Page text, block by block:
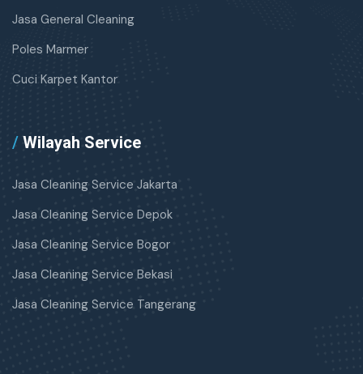
Jasa General Cleaning
Poles Marmer
Cuci Karpet Kantor
/ Wilayah Service
Jasa Cleaning Service Jakarta
Jasa Cleaning Service Depok
Jasa Cleaning Service Bogor
Jasa Cleaning Service Bekasi
Jasa Cleaning Service Tangerang